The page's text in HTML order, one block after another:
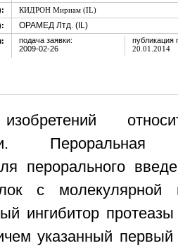
КИДРОН Мириам (IL)
ОРАМЕД Лтд. (IL)
подача заявки:
2009-02-26
публикация
20.01.2014
Пероральная
перорального
с
ингибитор
указанный первый